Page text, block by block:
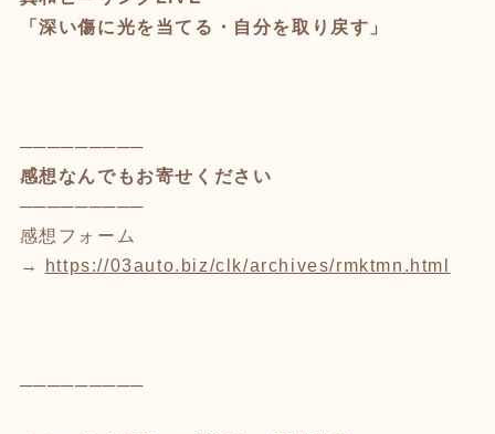
「深い傷に光を当てる・自分を取り戻す」
─────────
感想なんでもお寄せください
─────────
感想フォーム
→
https://03auto.biz/clk/archives/rmktmn.html
─────────